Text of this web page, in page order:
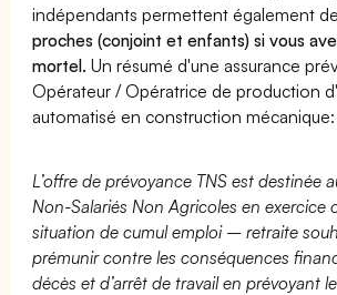
indépendants permettent également
proches (conjoint et enfants) si vous
mortel. Un résumé d'une assurance
Opérateur / Opératrice de production
automatisé en construction mécanique:
L’offre de prévoyance TNS est destinée
Non-Salariés Non Agricoles en exercice
situation de cumul emploi – retraite
prémunir contre les conséquences
décès et d’arrêt de travail en prévoyant